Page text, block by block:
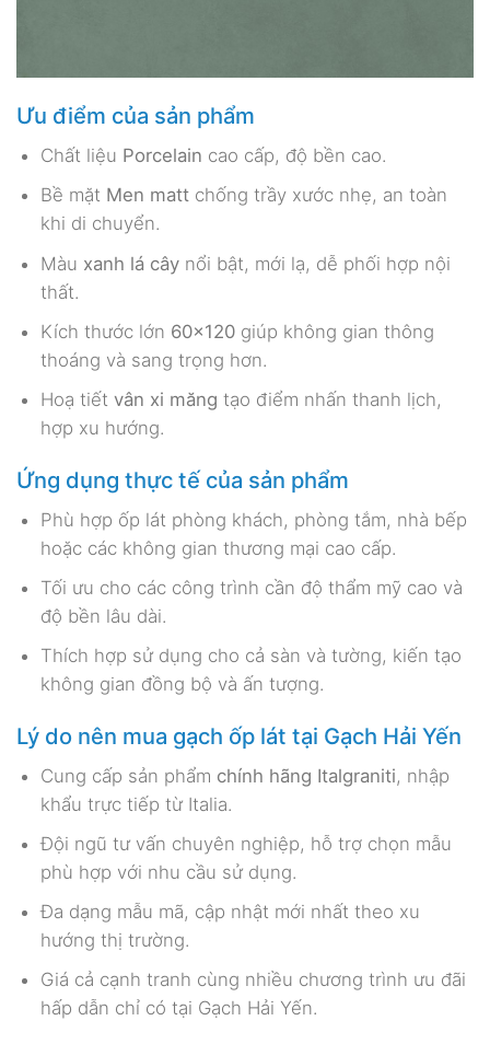
Ưu điểm của sản phẩm
Chất liệu Porcelain cao cấp, độ bền cao.
Bề mặt Men mattchống trầy xước nhẹ, an toàn
khi di chuyển.
Màu xanh lá câynổi bật, mới lạ, dễ phối hợp nội
thất.
Kích thước lớn 60×120giúp không gian thông
thoáng và sang trọng hơn.
Hoạ tiết vân xi măng tạo điểm nhấn thanh lịch,
hợp xu hướng.
Ứng dụng thực tế của sản phẩm
Phù hợp ốp lát phòng khách, phòng tắm, nhà bếp
hoặc các không gian thương mại cao cấp.
Tối ưu cho các công trình cần độ thẩm mỹ cao và
độ bền lâu dài.
Thích hợp sử dụng cho cả sàn và tường, kiến tạo
không gian đồng bộ và ấn tượng.
Lý do nên mua gạch ốp lát tại Gạch Hải Yến
Cung cấp sản phẩm chính hãng Italgraniti, nhập
khẩu trực tiếp từ Italia.
Đội ngũ tư vấn chuyên nghiệp, hỗ trợ chọn mẫu
phù hợp với nhu cầu sử dụng.
Đa dạng mẫu mã, cập nhật mới nhất theo xu
hướng thị trường.
Giá cả cạnh tranh cùng nhiều chương trình ưu đãi
hấp dẫn chỉ có tại Gạch Hải Yến.